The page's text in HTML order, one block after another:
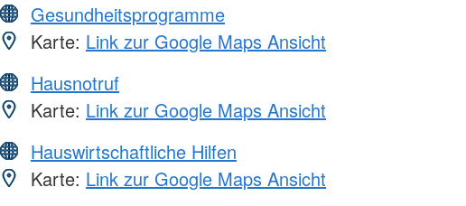
Gesundheitsprogramme
Karte: Link zur Google Maps Ansicht
Hausnotruf
Karte: Link zur Google Maps Ansicht
Hauswirtschaftliche Hilfen
Karte: Link zur Google Maps Ansicht